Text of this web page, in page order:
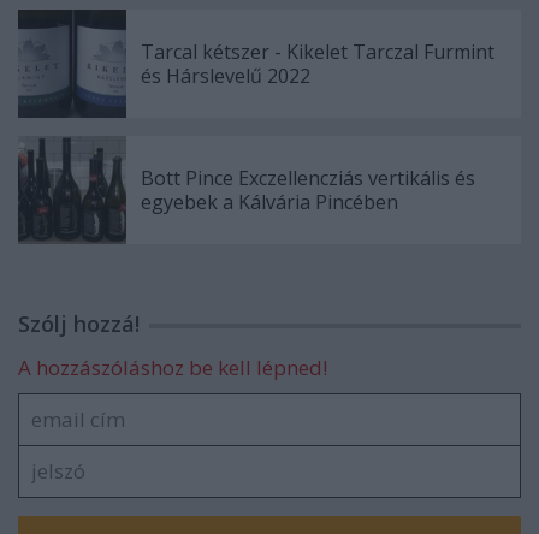
Tarcal kétszer - Kikelet Tarczal Furmint
és Hárslevelű 2022
Bott Pince Exczellencziás vertikális és
egyebek a Kálvária Pincében
Szólj hozzá!
A hozzászóláshoz be kell lépned!